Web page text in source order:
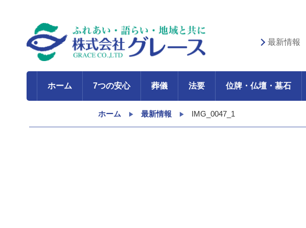
最新情報
ホーム 7つの安心 葬儀 法要 位牌・仏壇・墓石
ホーム 最新情報 IMG_0047_1